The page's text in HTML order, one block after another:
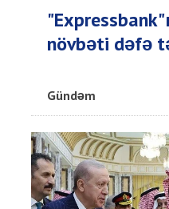
növbəti dəfə
Gündəm